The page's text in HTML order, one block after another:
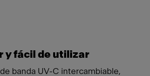
y fácil de utilizar
banda UV-C intercambiable,